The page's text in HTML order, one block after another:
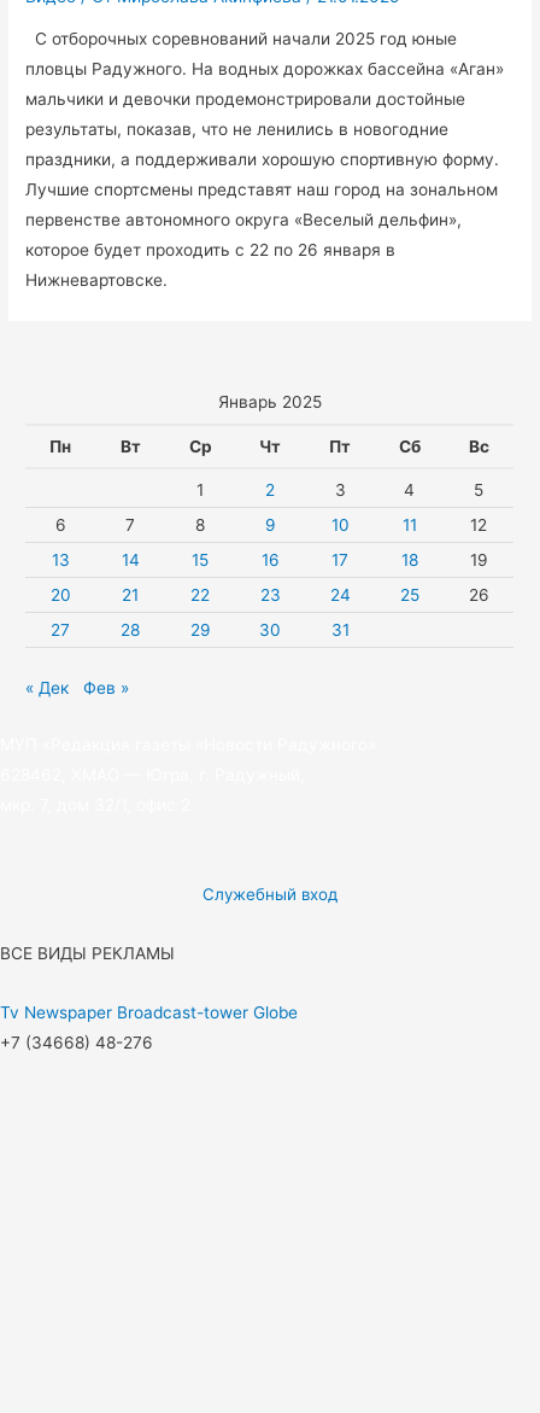
С отборочных соревнований начали 2025 год юные
пловцы Радужного. На водных дорожках бассейна «Аган»
мальчики и девочки продемонстрировали достойные
результаты, показав, что не ленились в новогодние
праздники, а поддерживали хорошую спортивную форму.
Лучшие спортсмены представят наш город на зональном
первенстве автономного округа «Веселый дельфин»,
которое будет проходить с 22 по 26 января в
Нижневартовске.
Январь 2025
Пн Вт Ср Чт Пт Сб Вс
1 2 3 4
5
6
7 8 9 10 11
12
13
14 15 16 17 18
19
20
21 22 23 24 25
26
27
28 29 30 31
« Дек Фев »
Служебный вход
ВСЕ ВИДЫ РЕКЛАМЫ
Tv Newspaper Broadcast-tower Globe
+7 (34668) 48-276